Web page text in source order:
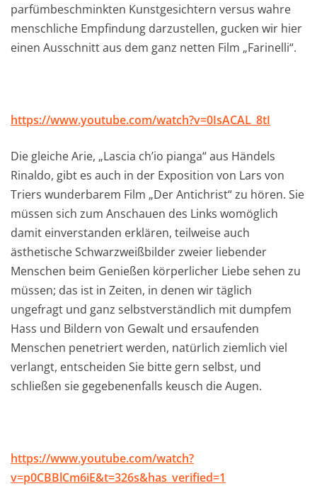
parfümbeschminkten Kunstgesichtern versus wahre
menschliche Empfindung darzustellen, gucken wir hier
einen Ausschnitt aus dem ganz netten Film „Farinelli“.
https://www.youtube.com/watch?v=0IsACAL_8tI
Die gleiche Arie, „Lascia ch’io pianga“ aus Händels
Rinaldo, gibt es auch in der Exposition von Lars von
Triers wunderbarem Film „Der Antichrist“ zu hören. Sie
müssen sich zum Anschauen des Links womöglich
damit einverstanden erklären, teilweise auch
ästhetische Schwarzweißbilder zweier liebender
Menschen beim Genießen körperlicher Liebe sehen zu
müssen; das ist in Zeiten, in denen wir täglich
ungefragt und ganz selbstverständlich mit dumpfem
Hass und Bildern von Gewalt und ersaufenden
Menschen penetriert werden, natürlich ziemlich viel
verlangt, entscheiden Sie bitte gern selbst, und
schließen sie gegebenenfalls keusch die Augen.
https://www.youtube.com/watch?
v=p0CBBlCm6iE&t=326s&has_verified=1